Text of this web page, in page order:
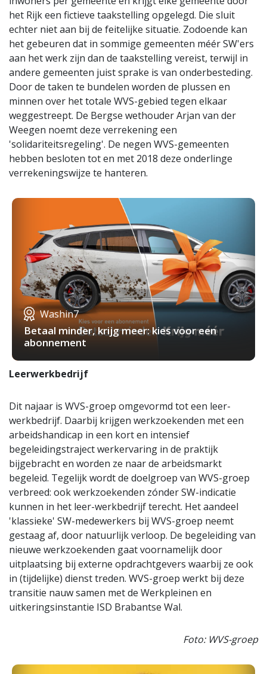
het Rijk een fictieve taakstelling opgelegd. Die sluit
echter niet aan bij de feitelijke situatie. Zodoende kan
het gebeuren dat in sommige gemeenten méér SW'ers
aan het werk zijn dan de taakstelling vereist, terwijl in
andere gemeenten juist sprake is van onderbesteding.
Door de taken te bundelen worden de plussen en
minnen over het totale WVS-gebied tegen elkaar
weggestreept. De Bergse wethouder Arjan van der
Weegen noemt deze verrekening een
'solidariteitsregeling'. De negen WVS-gemeenten
hebben besloten tot en met 2018 deze onderlinge
verrekeningswijze te hanteren.
Washin7
Betaal minder, krijg meer: kies voor een
abonnement
Leerwerkbedrijf
Dit najaar is WVS-groep omgevormd tot een leer-
werkbedrijf. Daarbij krijgen werkzoekenden met een
arbeidshandicap in een kort en intensief
begeleidingstraject werkervaring in de praktijk
bijgebracht en worden ze naar de arbeidsmarkt
begeleid. Tegelijk wordt de doelgroep van WVS-groep
verbreed: ook werkzoekenden zónder SW-indicatie
kunnen in het leer-werkbedrijf terecht. Het aandeel
'klassieke' SW-medewerkers bij WVS-groep neemt
gestaag af, door natuurlijk verloop. De begeleiding van
nieuwe werkzoekenden gaat voornamelijk door
uitplaatsing bij externe opdrachtgevers waarbij ze ook
in (tijdelijke) dienst treden. WVS-groep werkt bij deze
transitie nauw samen met de Werkpleinen en
uitkeringsinstantie ISD Brabantse Wal.
Foto: WVS-groep